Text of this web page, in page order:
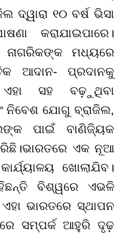
ଦ୍ୱାରା ୧୦ ବର୍ଷ ଭିସା
କରାଯାଇପାରେ।
ନାଗରିକଙ୍କ ମଧ୍ୟରେ
ଆଦାନ- ପ୍ରଦାନକୁ
ଏହା ସହ ବଢ଼ୁଥିବା
ଯୋଗୁ ବ୍ରାଜିଲ,
ପାଇଁ ବାଣିଜ୍ୟିକ
ଏକ ନୂଆ
ଖୋଲାଯିବ।
ବିଶ୍ୱରେ ଏଭଳି
ଭାରତରେ ସ୍ଥାପନ
ସମ୍ପର୍କ ଆହୁରି ଦୃଢ଼